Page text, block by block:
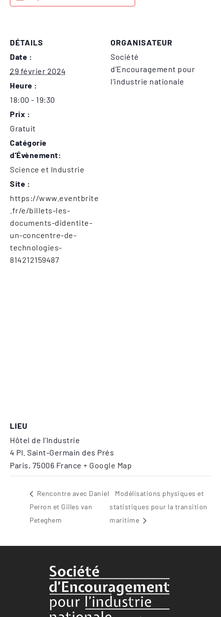
DÉTAILS
Date :
29 février 2024
Heure :
18:00 - 19:30
Prix :
Gratuit
Catégorie
d’Évènement:
Science et Industrie
Site :
https://www.eventbrite
.fr/e/billets-les-
documents-didentite-
un-concentre-de-
technologies-
814212159487
ORGANISATEUR
Société
d’Encouragement pour
l’industrie nationale
LIEU
Hôtel de l’Industrie
4 Pl. Saint-Germain des Prés
Paris, 75006 France + Google Map
Rencontre avec Daniel
Perron et Gilles van
Peteghem
Modélisations physiques et
statistiques pour la transition
maritime